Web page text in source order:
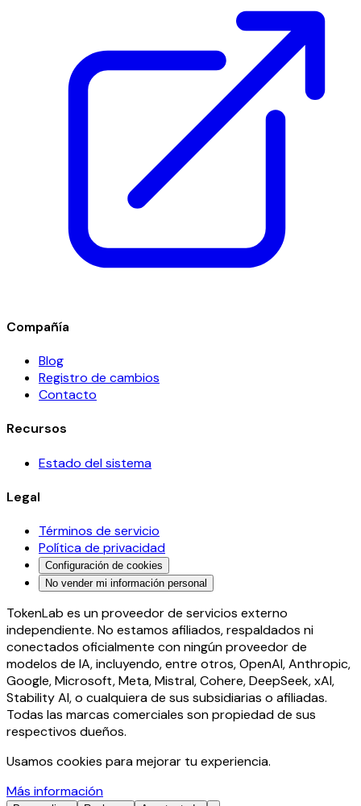
Compañía
Blog
Registro de cambios
Contacto
Recursos
Estado del sistema
Legal
Términos de servicio
Política de privacidad
Configuración de cookies
No vender mi información personal
TokenLab es un proveedor de servicios externo
independiente. No estamos afiliados, respaldados ni
conectados oficialmente con ningún proveedor de
modelos de IA, incluyendo, entre otros, OpenAI, Anthropic,
Google, Microsoft, Meta, Mistral, Cohere, DeepSeek, xAI,
Stability AI, o cualquiera de sus subsidiarias o afiliadas.
Todas las marcas comerciales son propiedad de sus
respectivos dueños.
Usamos cookies para mejorar tu experiencia.
Más información